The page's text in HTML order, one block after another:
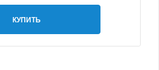
КУПИТЬ